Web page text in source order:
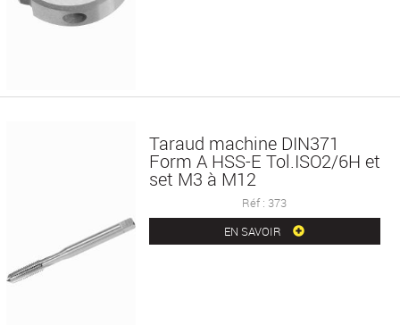
Taraud machine DIN371
Form A HSS-E Tol.ISO2/6H et
set M3 à M12
Réf : 373
EN SAVOIR